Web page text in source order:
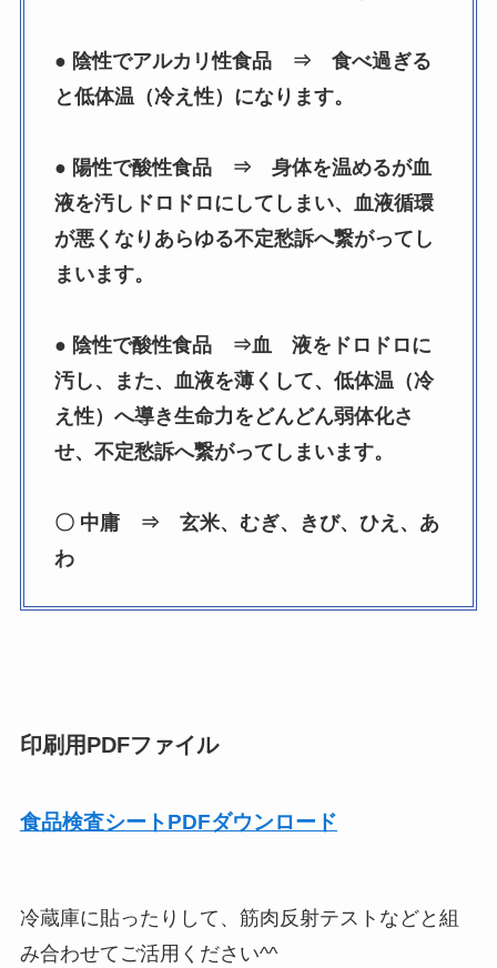
● 陰性でアルカリ性食品 ⇒ 食べ過ぎる
と低体温（冷え性）になります。
● 陽性で酸性食品 ⇒ 身体を温めるが血
液を汚しドロドロにしてしまい、血液循環
が悪くなりあらゆる不定愁訴へ繋がってし
まいます。
● 陰性で酸性食品 ⇒血 液をドロドロに
汚し、また、血液を薄くして、低体温（冷
え性）へ導き生命力をどんどん弱体化さ
せ、不定愁訴へ繋がってしまいます。
〇 中庸 ⇒ 玄米、むぎ、きび、ひえ、あ
わ
印刷用PDFファイル
食品検査シートPDFダウンロード
冷蔵庫に貼ったりして、筋肉反射テストなどと組
み合わせてご活用ください^^